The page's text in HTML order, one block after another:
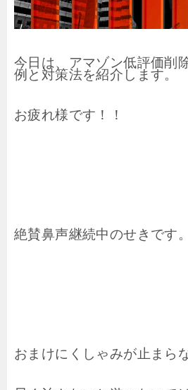
今日は、アマゾン低評価削
例と対策法を紹介します。
お疲れ様です！！
絶賛鼻声継続中のせきです。
おまけにくしゃみが止まら